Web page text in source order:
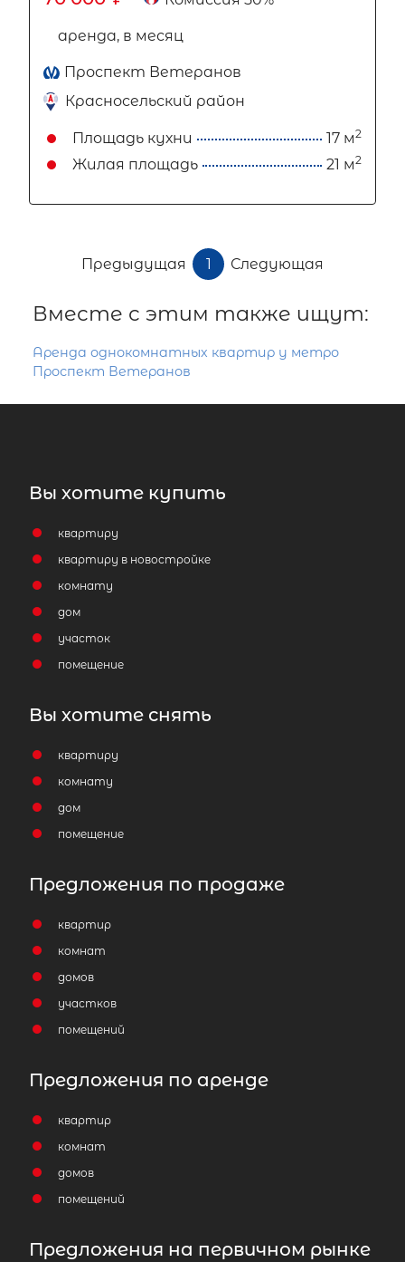
аренда, в месяц
Проспект Ветеранов
Красносельский район
Площадь кухни 17 м2
Жилая площадь 21 м2
Предыдущая 1 Следующая
Вместе с этим также ищут:
Аренда однокомнатных квартир у метро
Проспект Ветеранов
Вы хотите купить
квартиру
квартиру в новостройке
комнату
дом
участок
помещение
Вы хотите снять
квартиру
комнату
дом
помещение
Предложения по продаже
квартир
комнат
домов
участков
помещений
Предложения по аренде
квартир
комнат
домов
помещений
Предложения на первичном рынке